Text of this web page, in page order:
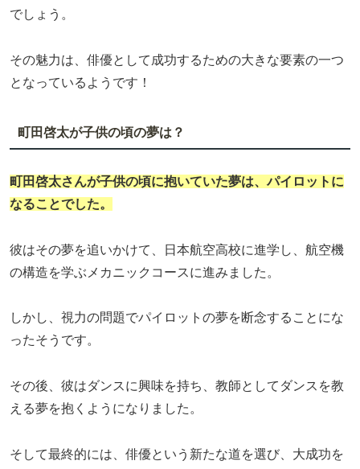
でしょう。
その魅力は、俳優として成功するための大きな要素の一つ
となっているようです！
町田啓太が子供の頃の夢は？
町田啓太さんが子供の頃に抱いていた夢は、パイロット に
なることでした。
彼はその夢を追いかけて、日本航空高校に進学し、航空機
の構造を学ぶメカニックコースに進みました。
しかし、視力の問題でパイロットの夢を断念することにな
ったそうです。
その後、彼はダンスに興味を持ち、教師としてダンスを教
える夢を抱くようになりました。
そして最終的には、俳優という新たな道を選び、大成功を